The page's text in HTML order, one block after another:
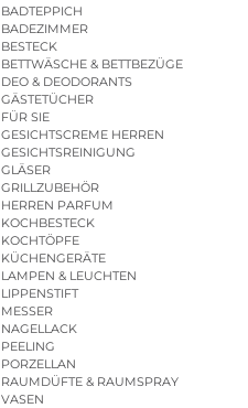
BADTEPPICH
BADEZIMMER
BESTECK
BETTWÄSCHE & BETTBEZÜGE
DEO & DEODORANTS
GÄSTETÜCHER
FÜR SIE
GESICHTSCREME HERREN
GESICHTSREINIGUNG
GLÄSER
GRILLZUBEHÖR
HERREN PARFUM
KOCHBESTECK
KOCHTÖPFE
KÜCHENGERÄTE
LAMPEN & LEUCHTEN
LIPPENSTIFT
MESSER
NAGELLACK
PEELING
PORZELLAN
RAUMDÜFTE & RAUMSPRAY
VASEN